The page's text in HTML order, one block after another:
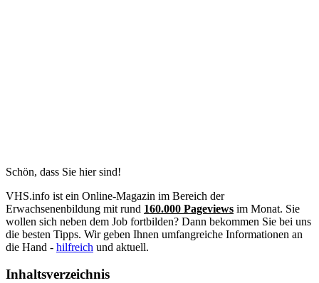
Schön, dass Sie hier sind!
VHS.info ist ein Online-Magazin im Bereich der
Erwachsenenbildung mit rund 160.000 Pageviews im Monat. Sie
wollen sich neben dem Job fortbilden? Dann bekommen Sie bei uns
die besten Tipps. Wir geben Ihnen umfangreiche Informationen an
die Hand - hilfreich und aktuell.
Inhaltsverzeichnis